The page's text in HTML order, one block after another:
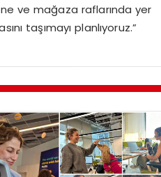
ve mağaza raflarında yer
taşımayı planlıyoruz.”